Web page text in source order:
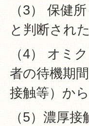
（3） 保健
と判断され
（4） オミ
者の待機期
接触等）か
（5）濃厚